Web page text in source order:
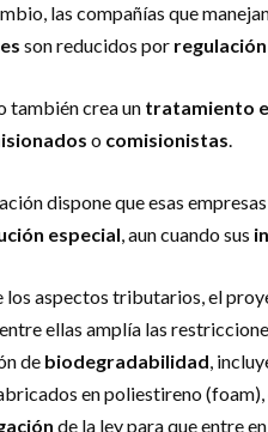
las compañías que
son reducidos por
también crea un tratamiento
o comisionistas.
dispone que esas
especial, aun cuando sus
los aspectos tributarios, el
ellas amplía las
de biodegradabilidad,
en poliestireno (foam),
de la ley para que entre